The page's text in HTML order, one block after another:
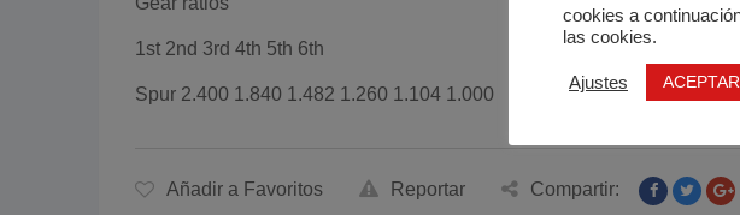
1st 2nd 3rd 4th 5th 6th
Spur 2.400 1.840 1.482 1.260 1.104 1.000
Añadir a Favoritos Reportar Compartir:
cookies a
las cookies.
Ajustes ACEPTAR